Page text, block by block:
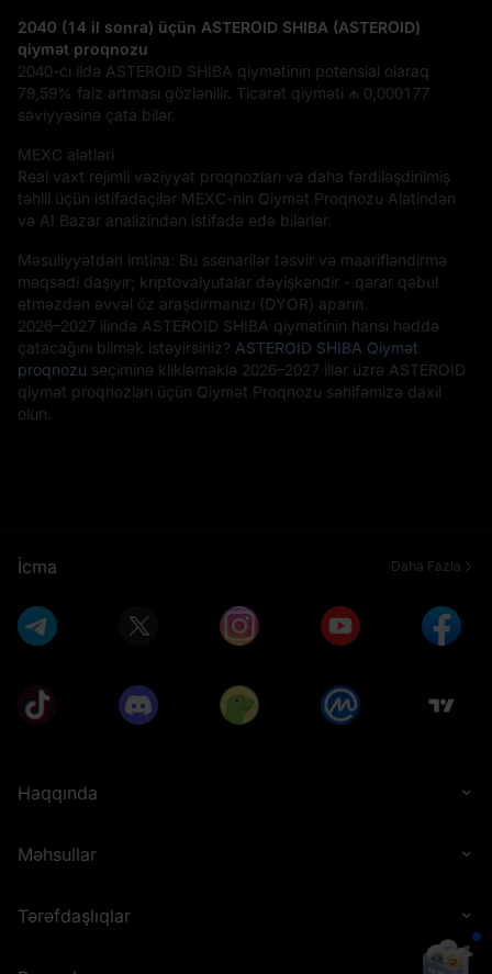
2040 (14 il sonra) üçün ASTEROID SHIBA (ASTEROID)
qiymət proqnozu
2040-cı ildə ASTEROID SHIBA qiymətinin potensial olaraq
79,59% faiz artması gözlənilir. Ticarət qiyməti ₼ 0,000177
səviyyəsinə çata bilər.
MEXC alətləri
Real vaxt rejimli vəziyyət proqnozları və daha fərdiləşdirilmiş
təhlil üçün istifadəçilər MEXC-nin Qiymət Proqnozu Alətindən
və AI Bazar analizindən istifadə edə bilərlər.
Məsuliyyətdən imtina: Bu ssenarilər təsvir və maarifləndirmə
məqsədi daşıyır; kriptovalyutalar dəyişkəndir - qərar qəbul
etməzdən əvvəl öz araşdırmanızı (DYOR) aparın.
2026–2027 ilində ASTEROID SHIBA qiymətinin hansı həddə
çatacağını bilmək istəyirsiniz? ASTEROID SHIBA Qiymət
proqnozu seçiminə klikləməklə 2026–2027 illər üzrə ASTEROID
qiymət proqnozları üçün Qiymət Proqnozu səhifəmizə daxil
olun.
İcma Daha Fazla
Haqqında
Məhsullar
Tərəfdaşlıqlar